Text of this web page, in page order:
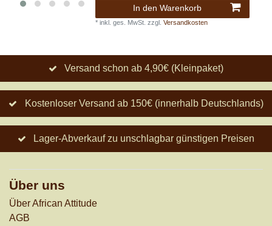
In den Warenkorb
*inkl. ges. MwSt. zzgl.Versandkosten
Versand schon ab 4,90€ (Kleinpaket)
Kostenloser Versand ab 150€ (innerhalb Deutschlands)
Lager-Abverkauf zu unschlagbar günstigen Preisen
Über uns
Über African Attitude
AGB